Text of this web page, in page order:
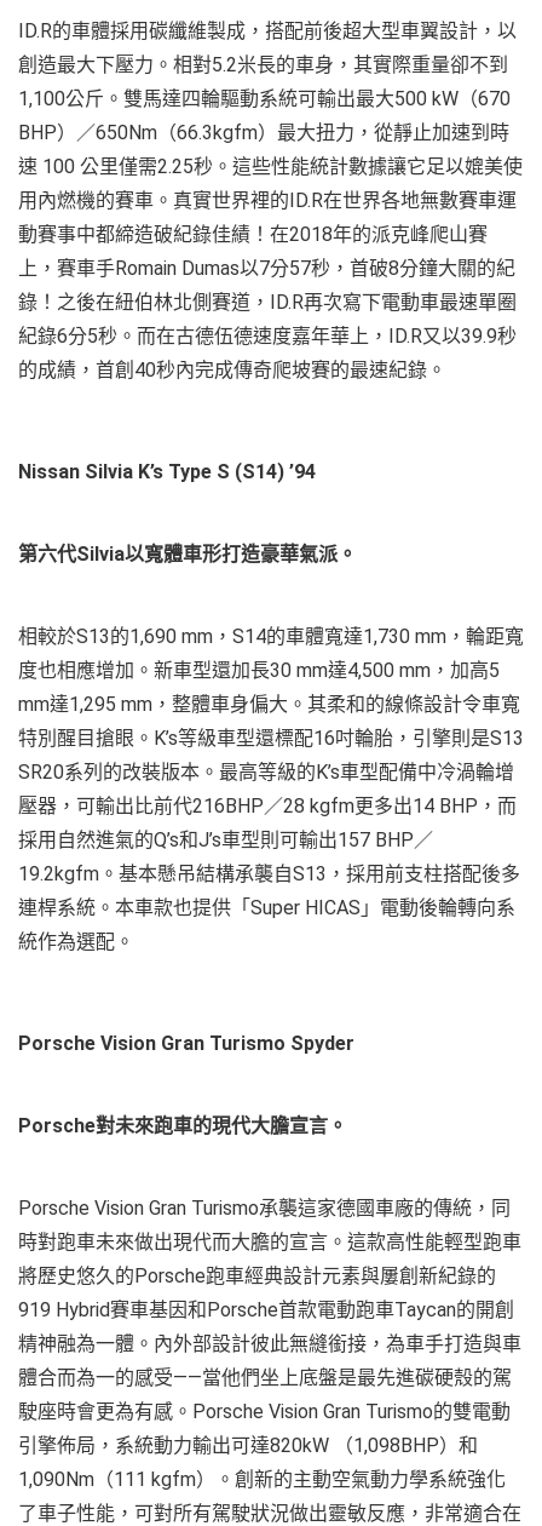
ID.R的車體採用碳纖維製成，搭配前後超大型車翼設計，以
創造最大下壓力。相對5.2米長的車身，其實際重量卻不到
1,100公斤。雙馬達四輪驅動系統可輸出最大500 kW（670
BHP）／650Nm（66.3kgfm）最大扭力，從靜止加速到時
速 100 公里僅需2.25秒。這些性能統計數據讓它足以媲美使
用內燃機的賽車。真實世界裡的ID.R在世界各地無數賽車運
動賽事中都締造破紀錄佳績！在2018年的派克峰爬山賽
上，賽車手Romain Dumas以7分57秒，首破8分鐘大關的紀
錄！之後在紐伯林北側賽道，ID.R再次寫下電動車最速單圈
紀錄6分5秒。而在古德伍德速度嘉年華上，ID.R又以39.9秒
的成績，首創40秒內完成傳奇爬坡賽的最速紀錄。
Nissan Silvia K’s Type S (S14) ’94
第六代Silvia以寬體車形打造豪華氣派。
相較於S13的1,690 mm，S14的車體寬達1,730 mm，輪距寬
度也相應增加。新車型還加長30 mm達4,500 mm，加高5
mm達1,295 mm，整體車身偏大。其柔和的線條設計令車寬
特別醒目搶眼。K’s等級車型還標配16吋輪胎，引擎則是S13
SR20系列的改裝版本。最高等級的K’s車型配備中冷渦輪增
壓器，可輸出比前代216BHP／28 kgfm更多出14 BHP，而
採用自然進氣的Q’s和J’s車型則可輸出157 BHP／
19.2kgfm。基本懸吊結構承襲自S13，採用前支柱搭配後多
連桿系統。本車款也提供「Super HICAS」電動後輪轉向系
統作為選配。
Porsche Vision Gran Turismo Spyder
Porsche對未來跑車的現代大膽宣言。
Porsche Vision Gran Turismo承襲這家德國車廠的傳統，同
時對跑車未來做出現代而大膽的宣言。這款高性能輕型跑車
將歷史悠久的Porsche跑車經典設計元素與屢創新紀錄的
919 Hybrid賽車基因和Porsche首款電動跑車Taycan的開創
精神融為一體。內外部設計彼此無縫銜接，為車手打造與車
體合而為一的感受——當他們坐上底盤是最先進碳硬殼的駕
駛座時會更為有感。Porsche Vision Gran Turismo的雙電動
引擎佈局，系統動力輸出可達820kW （1,098BHP）和
1,090Nm（111 kgfm）。創新的主動空氣動力學系統強化
了車子性能，可對所有駕駛狀況做出靈敏反應，非常適合在